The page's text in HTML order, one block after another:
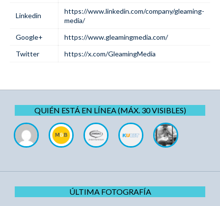
Linkedin
https://www.linkedin.com/company/gleaming-
media/
Google+
https://www.gleamingmedia.com/
Twitter
https://x.com/GleamingMedia
QUIÉN ESTÁ EN LÍNEA (MÁX. 30 VISIBLES)
ÚLTIMA FOTOGRAFÍA